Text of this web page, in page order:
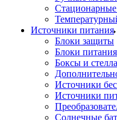
Стационарные
Источники питания
Блоки защиты
Блоки питания
Боксы и
Источники
Источники
Солнечные